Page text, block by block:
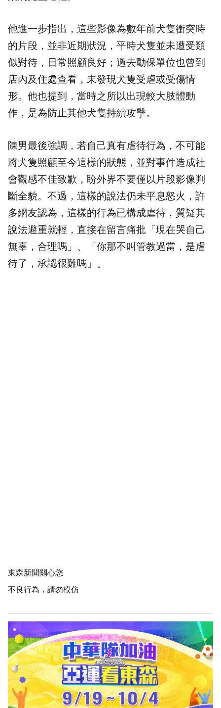
他進一步指出，這些影像為數年前犬隻衝突時
的片段，並非近期狀況，平時犬隻並未遭受類
似對待，日常照顧良好；過去動保單位也曾到
店內及住處查看，未發現犬隻受虐或受傷情
形。他也提到，當時之所以出現較大肢體動
作，是為防止其他犬隻持續攻擊。
陳男最後強調，若自己真有虐待行為，不可能
將犬隻照顧至今這樣的狀態，並對事件造成社
會觀感不佳致歉，盼外界不要僅以片段影像判
斷全貌。不過，這樣的說法仍未平息怒火，許
多網友認為，這樣的行為已構成虐待，質疑其
說法避重就輕，直接在留言痛批「現在哭自己
無辜，合理嗎」、「你那不叫管教過當，是虐
待了，承認很難嗎」。
東森新聞關心您
不良行為，請勿模仿